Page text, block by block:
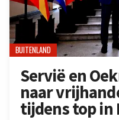
BUITENLAND
Servië en
naar
tijdens top in